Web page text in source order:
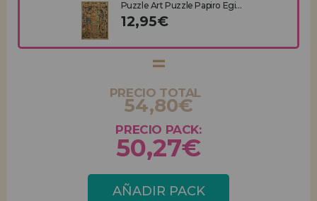
Puzzle Art Puzzle Papiro Egi...
12,95€
PRECIO TOTAL
54,80€
PRECIO PACK:
50,27€
AÑADIR PACK